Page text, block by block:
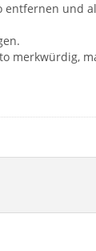
entfernen und
merkwürdig,